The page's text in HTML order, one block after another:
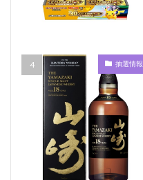
抽選情報